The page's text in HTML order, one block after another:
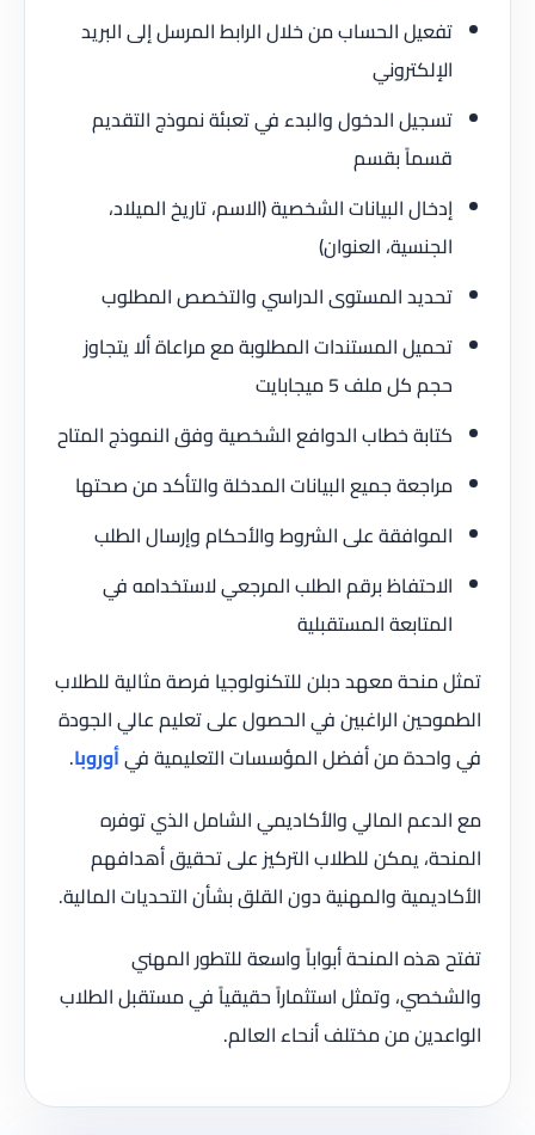
تفعيل الحساب من خلال الرابط المرسل إلى البريد
الإلكتروني
تسجيل الدخول والبدء في تعبئة نموذج التقديم
قسماً بقسم
إدخال البيانات الشخصية (الاسم، تاريخ الميلاد،
الجنسية، العنوان)
تحديد المستوى الدراسي والتخصص المطلوب
تحميل المستندات المطلوبة مع مراعاة ألا يتجاوز
حجم كل ملف 5 ميجابايت
كتابة خطاب الدوافع الشخصية وفق النموذج المتاح
مراجعة جميع البيانات المدخلة والتأكد من صحتها
الموافقة على الشروط والأحكام وإرسال الطلب
الاحتفاظ برقم الطلب المرجعي لاستخدامه في
المتابعة المستقبلية
تمثل منحة معهد دبلن للتكنولوجيا فرصة مثالية للطلاب
الطموحين الراغبين في الحصول على تعليم عالي الجودة
في واحدة من أفضل المؤسسات التعليمية فيأوروبا.
مع الدعم المالي والأكاديمي الشامل الذي توفره
المنحة، يمكن للطلاب التركيز على تحقيق أهدافهم
الأكاديمية والمهنية دون القلق بشأن التحديات المالية.
تفتح هذه المنحة أبواباً واسعة للتطور المهني
والشخصي، وتمثل استثماراً حقيقياً في مستقبل الطلاب
الواعدين من مختلف أنحاء العالم.